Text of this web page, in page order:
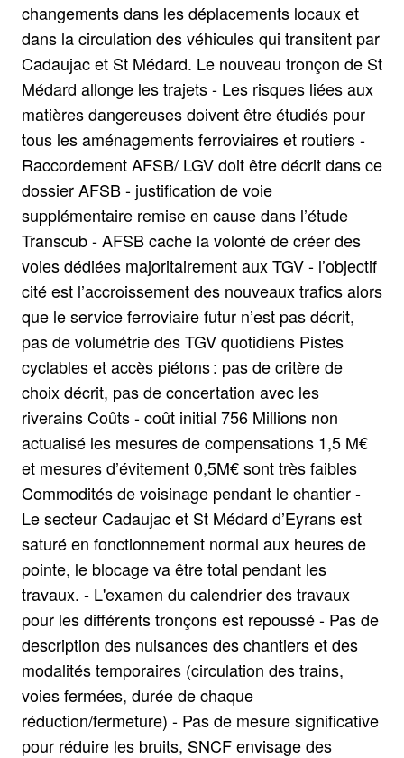
changements dans les déplacements locaux et
dans la circulation des véhicules qui transitent par
Cadaujac et St Médard. Le nouveau tronçon de St
Médard allonge les trajets - Les risques liées aux
matières dangereuses doivent être étudiés pour
tous les aménagements ferroviaires et routiers -
Raccordement AFSB/ LGV doit être décrit dans ce
dossier AFSB - justification de voie
supplémentaire remise en cause dans l’étude
Transcub - AFSB cache la volonté de créer des
voies dédiées majoritairement aux TGV - l’objectif
cité est l’accroissement des nouveaux trafics alors
que le service ferroviaire futur n’est pas décrit,
pas de volumétrie des TGV quotidiens Pistes
cyclables et accès piétons : pas de critère de
choix décrit, pas de concertation avec les
riverains Coûts - coût initial 756 Millions non
actualisé les mesures de compensations 1,5 M€
et mesures d’évitement 0,5M€ sont très faibles
Commodités de voisinage pendant le chantier -
Le secteur Cadaujac et St Médard d’Eyrans est
saturé en fonctionnement normal aux heures de
pointe, le blocage va être total pendant les
travaux. - L'examen du calendrier des travaux
pour les différents tronçons est repoussé - Pas de
description des nuisances des chantiers et des
modalités temporaires (circulation des trains,
voies fermées, durée de chaque
réduction/fermeture) - Pas de mesure significative
pour réduire les bruits, SNCF envisage des